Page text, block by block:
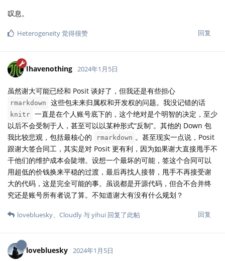
叹息。
回复
Heterogeneity觉得很赞
Ihavenothing 2024年1月5日
虽然谢大可能已经和 Posit 谈好了，但我还是有些担心
rmarkdown 这些包未来归属权和开发权的问题。我没记错的话
knitr 一直是在个人账号底下的，这个绝对是个明智的决定，至少
以后不会受制于人，甚至可以以某种形式“反制”。其他的 Down 包
我比较悲观，包括最核心的
rmarkdown 。甚至现实一点说，Posit
跟谢大签合同工，其实是对 Posit 更有利，因为如果谢大直接甩手不
干他们的维护成本会陡增。设想一个最坏的可能，签这个合同可以
用超低的价钱换来平稳的过渡，最后再找人接替，甩手不再接受谢
大的代码，这是完全可能的事。虽说都是开源代码，但合不合并终
究还是账号所有者说了算。不知道谢大有没有什么规划？
回复
lovebluesky、 Cloudly与yihui 回复了此帖
lovebluesky 2024年1月5日